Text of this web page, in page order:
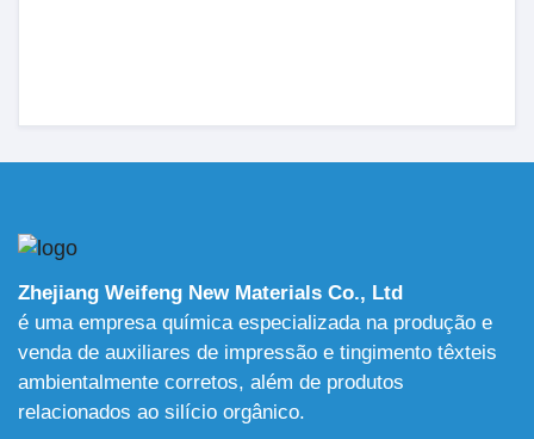
Zhejiang Weifeng New Materials Co., Ltd
é uma empresa química especializada na produção e
venda de auxiliares de impressão e tingimento têxteis
ambientalmente corretos, além de produtos
relacionados ao silício orgânico.